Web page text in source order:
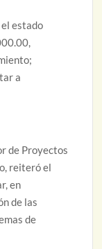
estado
a
de Proyectos
reiteró el
en
de las
de